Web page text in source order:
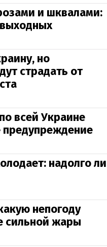
и шквалами:
но
страдать от
всей Украине
надолго ли
непогоду
сильной жары